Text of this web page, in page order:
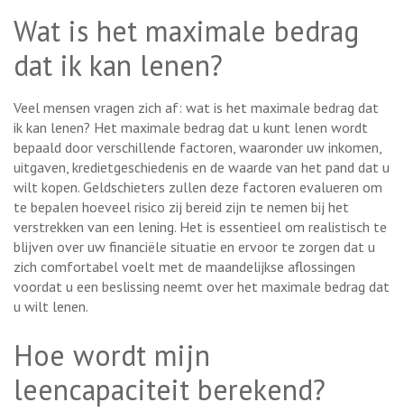
Wat is het maximale bedrag
dat ik kan lenen?
Veel mensen vragen zich af: wat is het maximale bedrag dat
ik kan lenen? Het maximale bedrag dat u kunt lenen wordt
bepaald door verschillende factoren, waaronder uw inkomen,
uitgaven, kredietgeschiedenis en de waarde van het pand dat u
wilt kopen. Geldschieters zullen deze factoren evalueren om
te bepalen hoeveel risico zij bereid zijn te nemen bij het
verstrekken van een lening. Het is essentieel om realistisch te
blijven over uw financiële situatie en ervoor te zorgen dat u
zich comfortabel voelt met de maandelijkse aflossingen
voordat u een beslissing neemt over het maximale bedrag dat
u wilt lenen.
Hoe wordt mijn
leencapaciteit berekend?